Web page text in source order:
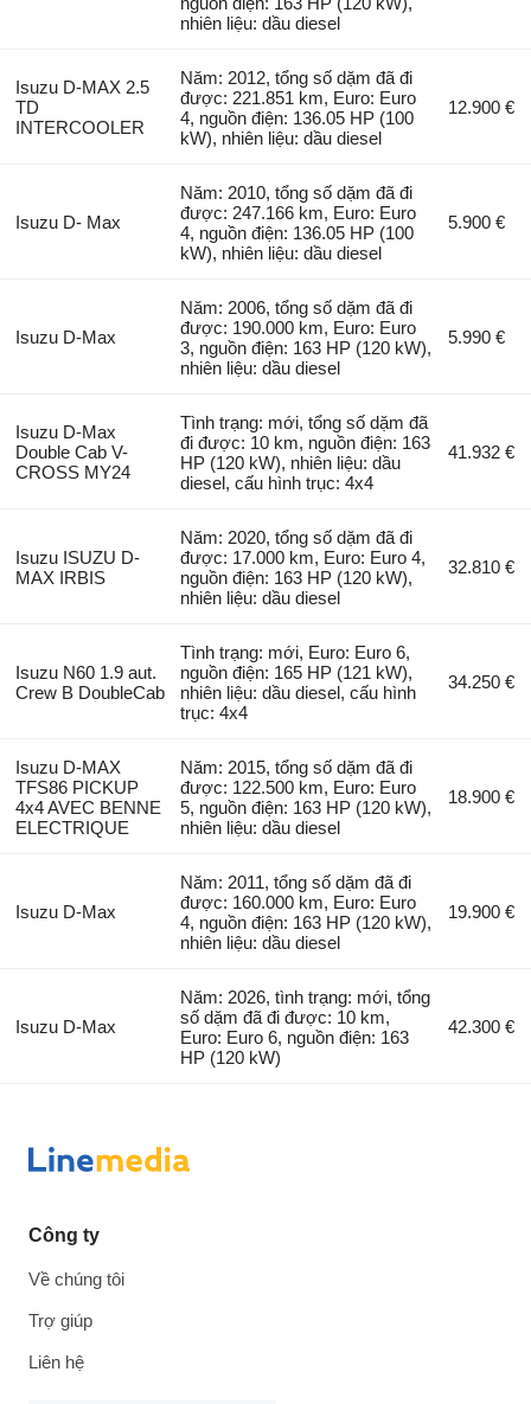
nhiên liệu: dầu diesel
Isuzu D-MAX 2.5
TD
INTERCOOLER
Năm: 2012, tổng số dặm đã đi
được: 221.851 km, Euro: Euro
4, nguồn điện: 136.05 HP (100
kW), nhiên liệu: dầu diesel
12.900 €
Isuzu D- Max
Năm: 2010, tổng số dặm đã đi
được: 247.166 km, Euro: Euro
4, nguồn điện: 136.05 HP (100
kW), nhiên liệu: dầu diesel
5.900 €
Isuzu D-Max
Năm: 2006, tổng số dặm đã đi
được: 190.000 km, Euro: Euro
3, nguồn điện: 163 HP (120 kW),
nhiên liệu: dầu diesel
5.990 €
Isuzu D-Max
Double Cab V-
CROSS MY24
Tình trạng: mới, tổng số dặm đã
đi được: 10 km, nguồn điện: 163
HP (120 kW), nhiên liệu: dầu
diesel, cấu hình trục: 4x4
41.932 €
Isuzu ISUZU D-
MAX IRBIS
Năm: 2020, tổng số dặm đã đi
được: 17.000 km, Euro: Euro 4,
nguồn điện: 163 HP (120 kW),
nhiên liệu: dầu diesel
32.810 €
Isuzu N60 1.9 aut.
Crew B DoubleCab
Tình trạng: mới, Euro: Euro 6,
nguồn điện: 165 HP (121 kW),
nhiên liệu: dầu diesel, cấu hình
trục: 4x4
34.250 €
Isuzu D-MAX
TFS86 PICKUP
4x4 AVEC BENNE
ELECTRIQUE
Năm: 2015, tổng số dặm đã đi
được: 122.500 km, Euro: Euro
5, nguồn điện: 163 HP (120 kW),
nhiên liệu: dầu diesel
18.900 €
Isuzu D-Max
Năm: 2011, tổng số dặm đã đi
được: 160.000 km, Euro: Euro
4, nguồn điện: 163 HP (120 kW),
nhiên liệu: dầu diesel
19.900 €
Isuzu D-Max
Năm: 2026, tình trạng: mới, tổng
số dặm đã đi được: 10 km,
Euro: Euro 6, nguồn điện: 163
HP (120 kW)
42.300 €
Công ty
Về chúng tôi
Trợ giúp
Liên hệ